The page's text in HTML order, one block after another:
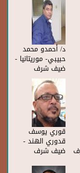
د/ أحمدو محمد
حبيبي- موريتانيا -
ضيف شرف
قوري يوسف
قدوري الهند -
ضيف شرف